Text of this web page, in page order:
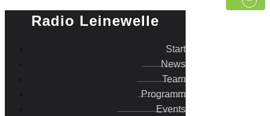
Radio Leinewelle
Start
News
Team
Programm
Events